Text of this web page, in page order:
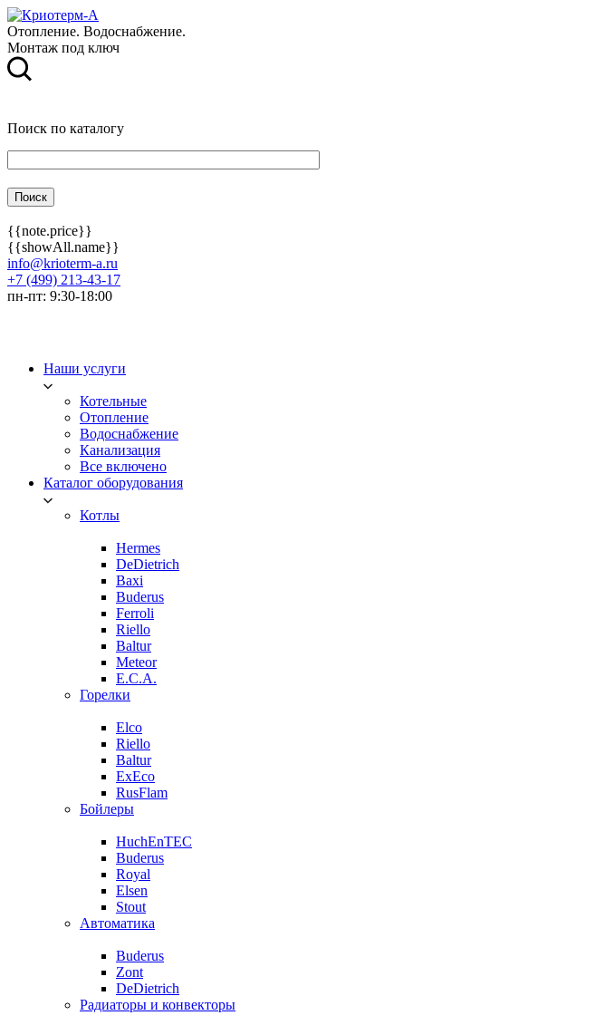
Отопление. Водоснабжение.
Монтаж под ключ
Поиск по каталогу
{{note.price}}
{{showAll.name}}
info@krioterm-a.ru
+7 (499) 213-43-17
пн-пт: 9:30-18:00
Наши услуги
Котельные
Отопление
Водоснабжение
Канализация
Все включено
Каталог оборудования
Котлы
Hermes
DeDietrich
Baxi
Buderus
Ferroli
Riello
Baltur
Meteor
E.C.A.
Горелки
Elco
Riello
Baltur
ExEco
RusFlam
Бойлеры
HuchEnTEC
Buderus
Royal
Elsen
Stout
Автоматика
Buderus
Zont
DeDietrich
Радиаторы и конвекторы